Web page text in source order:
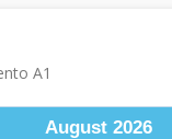
A1
August 2026